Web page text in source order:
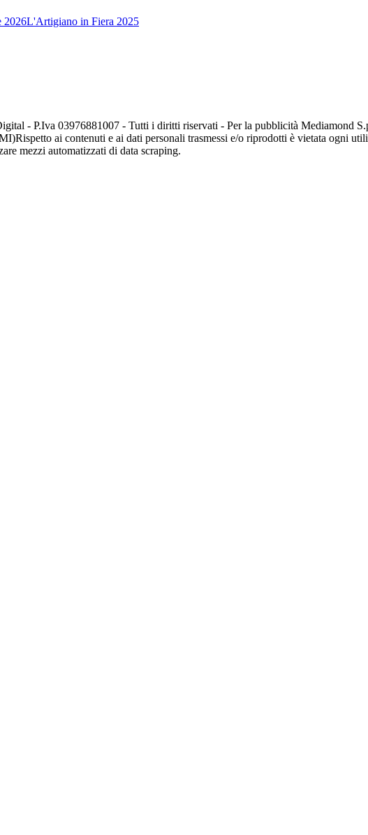
2026L'Artigiano in Fiera 2025
- P.Iva 03976881007 - Tutti i diritti riservati - Per la pubblicità Mediamond
Rispetto ai contenuti e ai dati personali trasmessi e/o riprodotti è vietata ogni
mezzi automatizzati di data scraping.